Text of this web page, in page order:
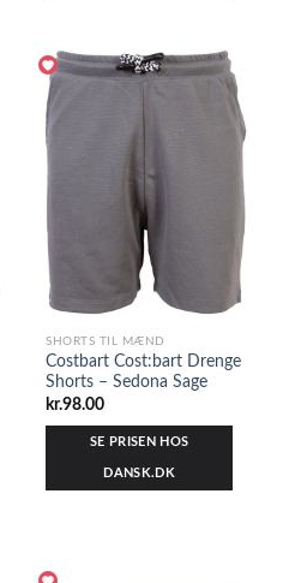
SHORTS TIL MÆND
Costbart Cost:bart Drenge
Shorts – Sedona Sage
kr.98.00
SE PRISEN HOS
DANSK.DK